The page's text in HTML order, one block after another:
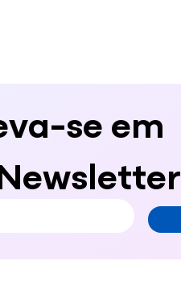
se em